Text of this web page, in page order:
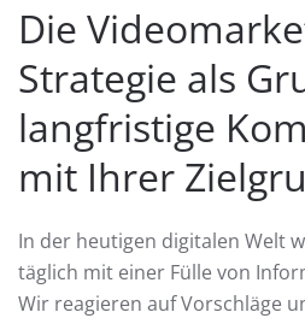
Die
Strategie als
langfristige
mit Ihrer
In der heutigen digitalen Welt
täglich mit einer Fülle von
Wir reagieren auf Vorschläge